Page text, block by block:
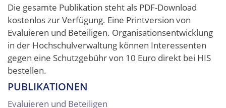
Die gesamte Publikation steht als PDF-Download
kostenlos zur Verfügung. Eine Printversion von
Evaluieren und Beteiligen. Organisationsentwicklung
in der Hochschulverwaltung können Interessenten
gegen eine Schutzgebühr von 10 Euro direkt bei HIS
bestellen.
PUBLIKATIONEN
Evaluieren und Beteiligen